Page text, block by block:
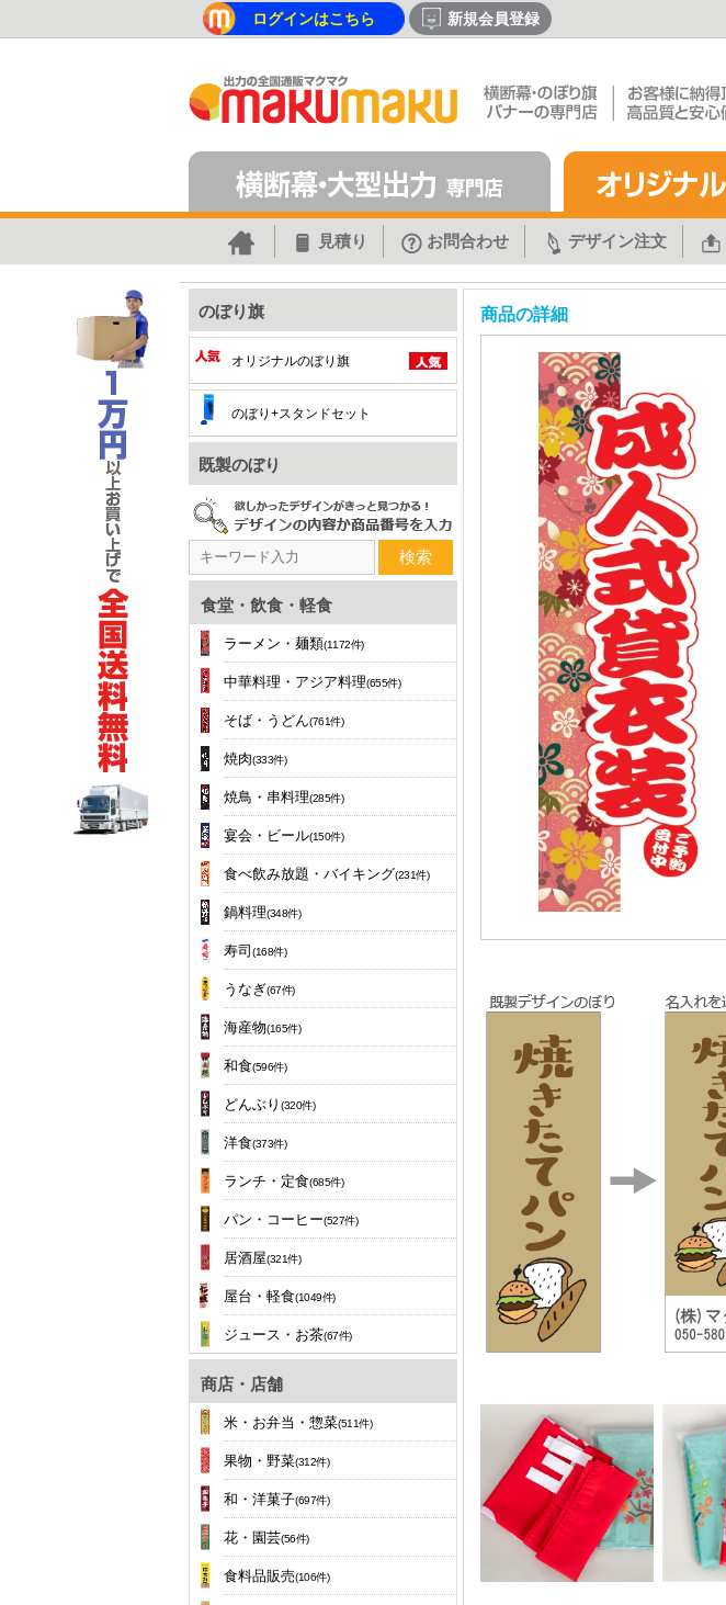
ログインはこちら 新規会員登録
見積り お問合わせ デザイン注文
のぼり旗
オリジナルのぼり旗
のぼり+スタンドセット
既製のぼり
検索
食堂・飲食・軽食
ラーメン・麺類(1172件)
中華料理・アジア料理(655件)
そば・うどん(761件)
焼肉(333件)
焼鳥・串料理(285件)
宴会・ビール(150件)
食べ飲み放題・バイキング(231件)
鍋料理(348件)
寿司 (168件)
うなぎ(67件)
海産物(165件)
和食(596件)
どんぶり (320件)
洋食(373件)
ランチ・定食(685件)
パン・コーヒー(527件)
居酒屋(321件)
屋台・軽食(1049件)
ジュース・お茶(67件)
商店・店舗
米・お弁当・惣菜(511件)
果物・野菜(312件)
和・洋菓子(697件)
花・園芸(56件)
食料品販売(106件)
商品の詳細